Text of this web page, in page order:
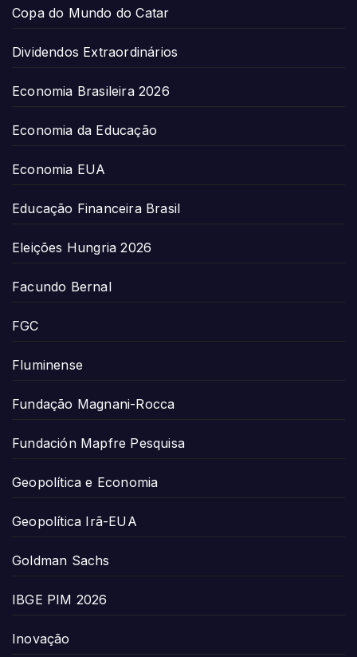
Copa do Mundo do Catar
Dividendos Extraordinários
Economia Brasileira 2026
Economia da Educação
Economia EUA
Educação Financeira Brasil
Eleições Hungria 2026
Facundo Bernal
FGC
Fluminense
Fundação Magnani-Rocca
Fundación Mapfre Pesquisa
Geopolítica e Economia
Geopolítica Irã-EUA
Goldman Sachs
IBGE PIM 2026
Inovação